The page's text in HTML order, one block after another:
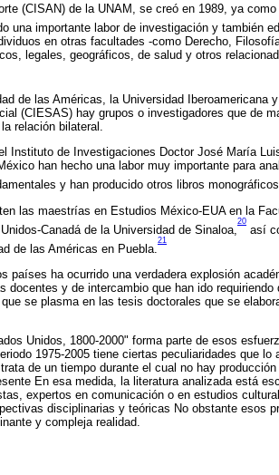
(CISAN) de la UNAM, se creó en 1989, ya
una importante labor de investigación y también
en otras facultades -como Derecho,
legales, geográficos, de salud y otros
de las Américas, la Universidad Iberoamericana
(CIESAS) hay grupos o investigadores que de
relación bilateral.
Instituto de Investigaciones Doctor José María
han hecho una labor muy importante para
y han producido otros libros
las maestrías en Estudios México-EUA en la
Canadá de la Universidad de Sinaloa,
20
así
de las Américas en Puebla.
21
países ha ocurrido una verdadera explosión
docentes y de intercambio que han ido
se plasma en las tesis doctorales que se
Unidos, 1800-2000" forma parte de esos
1975-2005 tiene ciertas peculiaridades que lo
de un tiempo durante el cual no hay
En esa medida, la literatura analizada está
expertos en comunicación o en estudios
disciplinarias y teóricas No obstante esos
y compleja realidad.